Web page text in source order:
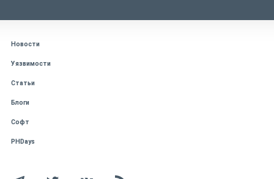
Новости
Уязвимости
Статьи
Блоги
Софт
PHDays